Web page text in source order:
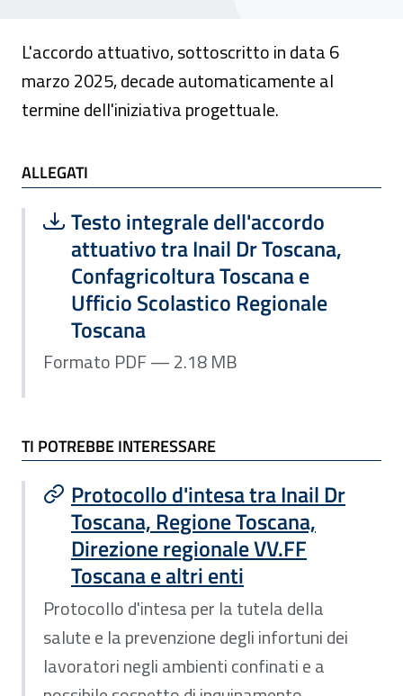
L'accordo attuativo, sottoscritto in data 6
marzo 2025, decade automaticamente al
termine dell'iniziativa progettuale.
ALLEGATI e TI POTREBBE INTERESSARE
ALLEGATI
Scarica file:
Testo integrale dell'accordo
attuativo tra Inail Dr Toscana,
Confagricoltura Toscana e
Ufficio Scolastico Regionale
Toscana
Formato PDF — Dimensione 2.18 MB
Formato PDF — 2.18 MB
TI POTREBBE INTERESSARE
Protocollo d'intesa tra Inail Dr
Toscana, Regione Toscana,
Direzione regionale VV.FF
Toscana e altri enti
Protocollo d'intesa per la tutela della
salute e la prevenzione degli infortuni dei
lavoratori negli ambienti confinati e a